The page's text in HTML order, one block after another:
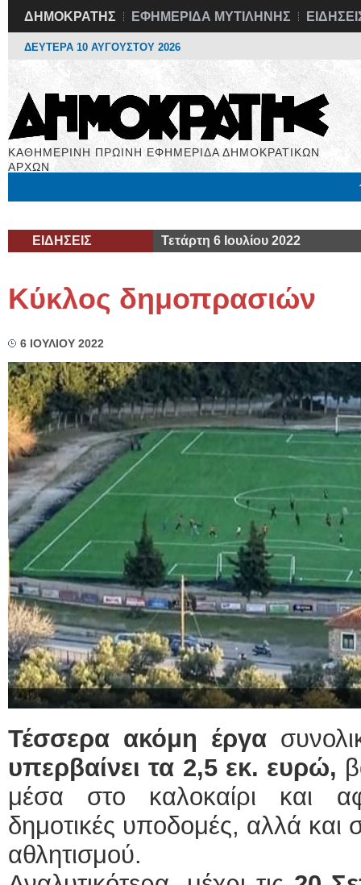
ΔΗΜΟΚΡΑΤΗΣ ΕΦΗΜΕΡΙΔΑ ΜΥΤΙΛΗΝΗΣ
ΔΕΥΤΕΡΑ 10 ΑΥΓΟΥΣΤΟΥ 2026
ΚΑΘΗΜΕΡΙΝΗ ΠΡΩΙΝΗ ΕΦΗΜΕΡΙΔΑ ΔΗΜΟΚΡΑΤΙΚΩΝ
ΑΡΧΩΝ
ΕΙΔΗΣΕΙΣ Τετάρτη 6 Ιουλίου 2022
Κύκλος δημοπρασιών
6 ΙΟΥΛΙΟΥ 2022
Τέσσερα ακόμη έργα
υπερβαίνει τα 2,5 εκ. ευρώ,
μέσα στο καλοκαίρι και
δημοτικές υποδομές, αλλά και
αθλητισμού.